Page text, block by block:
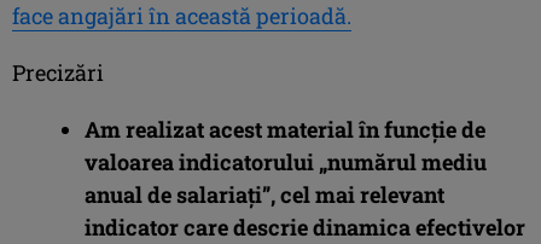
face angajări în această perioadă.
Precizări
Am realizat acest material în funcţie de
valoarea indicatorului „numărul mediu
anual de salariaţi”, cel mai relevant
indicator care descrie dinamica efectivelor